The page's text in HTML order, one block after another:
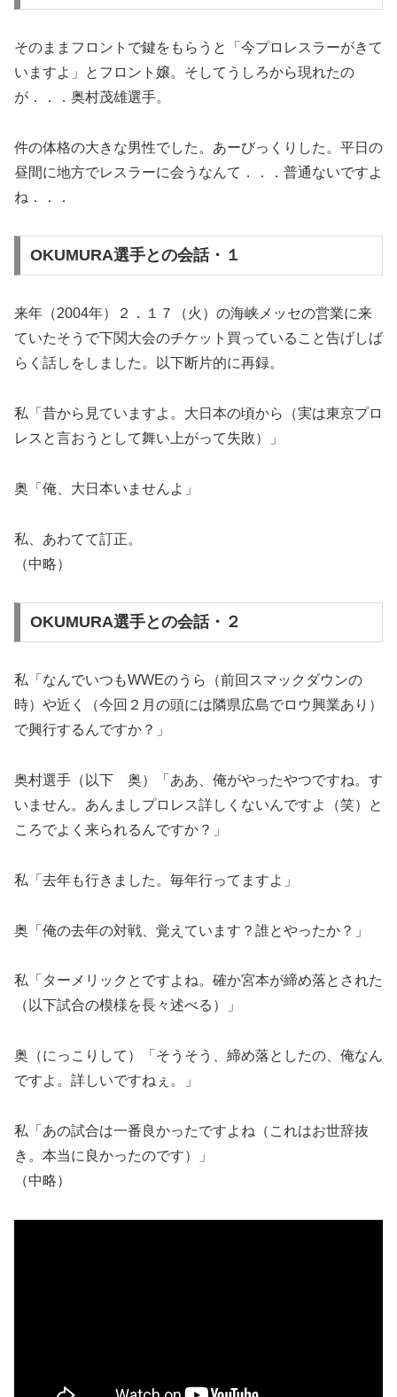
そのままフロントで鍵をもらうと「今プロレスラーがきて
いますよ」とフロント嬢。そしてうしろから現れたの
が．．．奥村茂雄選手。
件の体格の大きな男性でした。あーびっくりした。平日の
昼間に地方でレスラーに会うなんて．．．普通ないですよ
ね．．．
OKUMURA選手との会話・１
来年（2004年）２．１７（火）の海峡メッセの営業に来
ていたそうで下関大会のチケット買っていること告げしば
らく話しをしました。以下断片的に再録。
私「昔から見ていますよ。大日本の頃から（実は東京プロ
レスと言おうとして舞い上がって失敗）」
奥「俺、大日本いませんよ」
私、あわてて訂正。
（中略）
OKUMURA選手との会話・２
私「なんでいつもWWEのうら（前回スマックダウンの
時）や近く（今回２月の頭には隣県広島でロウ興業あり）
で興行するんですか？」
奥村選手（以下 奥）「ああ、俺がやったやつですね。す
いません。あんましプロレス詳しくないんですよ（笑）と
ころでよく来られるんですか？」
私「去年も行きました。毎年行ってますよ」
奥「俺の去年の対戦、覚えています？誰とやったか？」
私「ターメリックとですよね。確か宮本が締め落とされた
（以下試合の模様を長々述べる）」
奥（にっこりして）「そうそう、締め落としたの、俺なん
ですよ。詳しいですねぇ。」
私「あの試合は一番良かったですよね（これはお世辞抜
き。本当に良かったのです）」
（中略）